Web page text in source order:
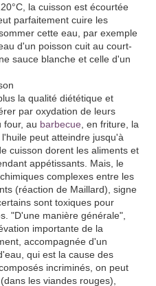
la cuisson est écourtée
parfaitement cuire les
cette eau, par exemple
d'un poisson cuit au court-
sauce blanche et celle d'un
la qualité diététique et
par oxydation de leurs
four, au barbecue , en friture, la
peut atteindre jusqu'à
cuisson dorent les aliments et
appétissants. Mais, le
complexes entre les
(réaction de Maillard), signe
sont toxiques pour
"D'une manière générale",
importante de la
accompagnée d'un
qui est la cause des
incriminés, on peut
les viandes rouges),